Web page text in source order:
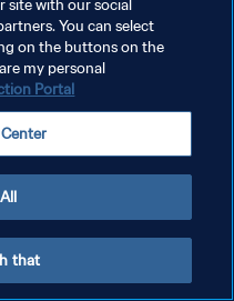
site with our social
You can select
on the buttons on the
my personal
Portal
that